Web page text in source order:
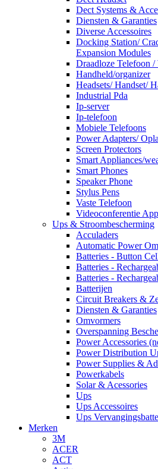
Dect Systems &
Diensten & Garanties
Diverse Accessoires
Docking Station/
Expansion Modules
Draadloze Telefoon
Handheld/organizer
Headsets/ Handset/
Industrial Pda
Ip-server
Ip-telefoon
Mobiele Telefoons
Power Adapters/
Screen Protectors
Smart Appliances/
Smart Phones
Speaker Phone
Stylus Pens
Vaste Telefoon
Videoconferentie
Ups & Stroombescherming
Acculaders
Automatic Power
Batteries - Button
Batteries -
Batteries -
Batterijen
Circuit Breakers &
Diensten & Garanties
Omvormers
Overspanning
Power Accessories
Power Distribution
Power Supplies &
Powerkabels
Solar & Acessories
Ups
Ups Accessoires
Ups
Merken
3M
ACER
ACT